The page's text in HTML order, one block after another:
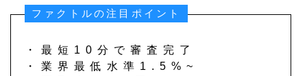
ファクトルの注目ポイント
・最短10分で審査完了
・業界最低水準1.5%~